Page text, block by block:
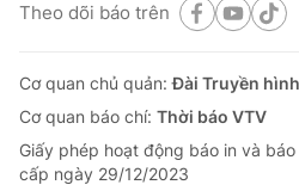
Theo dõi báo trên
Cơ quan chủ quản:Đài Truyền
Cơ quan báo chí: Thời báo VTV
Giấy phép hoạt động báo in và
cấp ngày 29/12/2023